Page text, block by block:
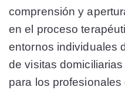
comprensión y
en el proceso
entornos individuales
de visitas
para los